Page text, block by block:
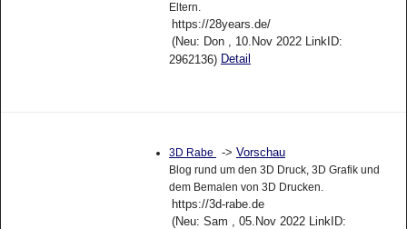
Eltern.
https://28years.de/
(Neu: Don , 10.Nov 2022 LinkID:
2962136) Detail
3D Rabe -> Vorschau
Blog rund um den 3D Druck, 3D Grafik und
dem Bemalen von 3D Drucken.
https://3d-rabe.de
(Neu: Sam , 05.Nov 2022 LinkID: